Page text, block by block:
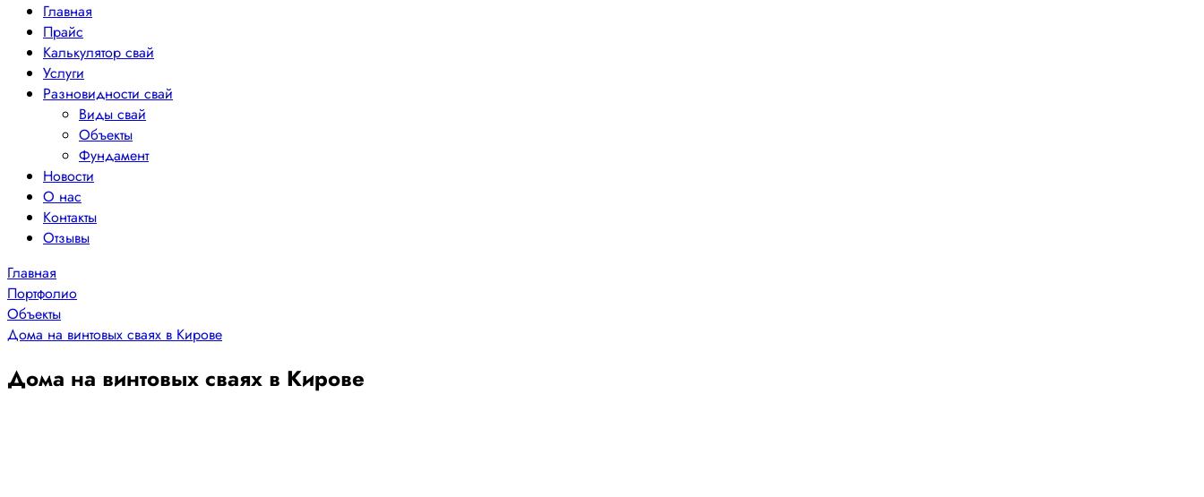
Главная
Прайс
Калькулятор свай
Услуги
Разновидности свай
Виды свай
Объекты
Фундамент
Новости
О нас
Контакты
Отзывы
Главная
Портфолио
Объекты
Дома на винтовых сваях в Кирове
Дома на винтовых сваях в Кирове